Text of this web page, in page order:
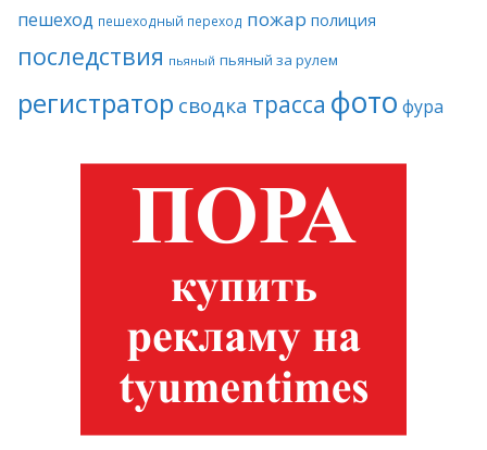
пешеход пешеходный переход пожар полиция
последствия пьяный пьяный за рулем
регистратор сводка трасса фото фура